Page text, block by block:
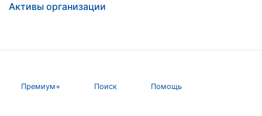
Активы организации
Премиум+ Поиск Помощь